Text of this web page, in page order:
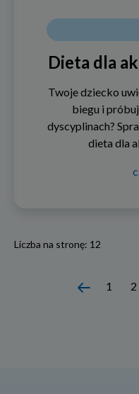
Dieta dla
Twoje dziecko
biegu i
dyscyplinach?
dieta dla
Liczba na stronę: 12
Nawigacja
1 2